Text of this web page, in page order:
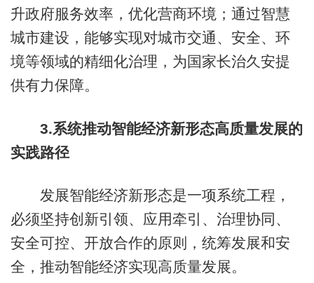
升政府服务效率，优化营商环境；通过智慧
城市建设，能够实现对城市交通、安全、环
境等领域的精细化治理，为国家长治久安提
供有力保障。
3.系统推动智能经济新形态高质量发展的
实践路径
发展智能经济新形态是一项系统工程，
必须坚持创新引领、应用牵引、治理协同、
安全可控、开放合作的原则，统筹发展和安
全，推动智能经济实现高质量发展。